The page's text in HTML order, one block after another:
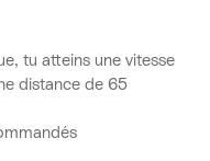
tu atteins une vitesse
distance de 65